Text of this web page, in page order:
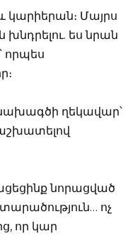
կարիերան։ Մայրս
խնդրելու. ես նրան
ղեկավար՝
նորացված
ոչ
որ կար